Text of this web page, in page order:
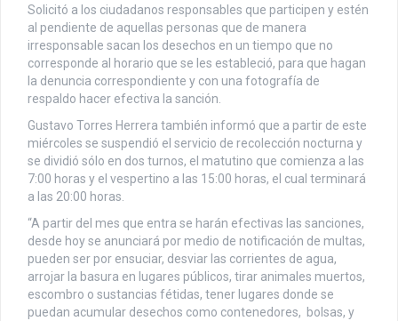
Solicitó a los ciudadanos responsables que participen y estén
al pendiente de aquellas personas que de manera
irresponsable sacan los desechos en un tiempo que no
corresponde al horario que se les estableció, para que hagan
la denuncia correspondiente y con una fotografía de
respaldo hacer efectiva la sanción.
Gustavo Torres Herrera también informó que a partir de este
miércoles se suspendió el servicio de recolección nocturna y
se dividió sólo en dos turnos, el matutino que comienza a las
7:00 horas y el vespertino a las 15:00 horas, el cual terminará
a las 20:00 horas.
“A partir del mes que entra se harán efectivas las sanciones,
desde hoy se anunciará por medio de notificación de multas,
pueden ser por ensuciar, desviar las corrientes de agua,
arrojar la basura en lugares públicos, tirar animales muertos,
escombro o sustancias fétidas, tener lugares donde se
puedan acumular desechos como contenedores, bolsas, y